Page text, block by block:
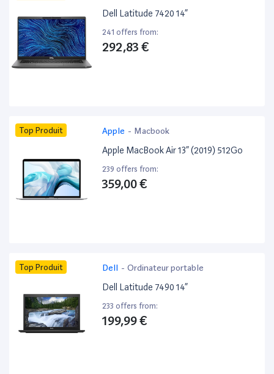
Dell Latitude 7420 14”
241 offers from:
292,83 €
Top Produit Apple - Macbook
Apple MacBook Air 13” (2019) 512Go
239 offers from:
359,00 €
Top Produit Dell - Ordinateur portable
Dell Latitude 7490 14”
233 offers from:
199,99 €